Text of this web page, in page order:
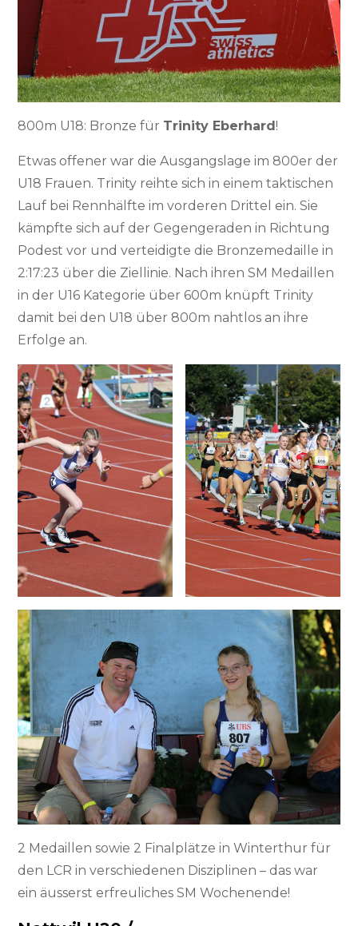
800m U18: Bronze für Trinity Eberhard!
Etwas offener war die Ausgangslage im 800er der
U18 Frauen. Trinity reihte sich in einem taktischen
Lauf bei Rennhälfte im vorderen Drittel ein. Sie
kämpfte sich auf der Gegengeraden in Richtung
Podest vor und verteidigte die Bronzemedaille in
2:17:23 über die Ziellinie. Nach ihren SM Medaillen
in der U16 Kategorie über 600m knüpft Trinity
damit bei den U18 über 800m nahtlos an ihre
Erfolge an.
2 Medaillen sowie 2 Finalplätze in Winterthur für
den LCR in verschiedenen Disziplinen – das war
ein äusserst erfreuliches SM Wochenende!